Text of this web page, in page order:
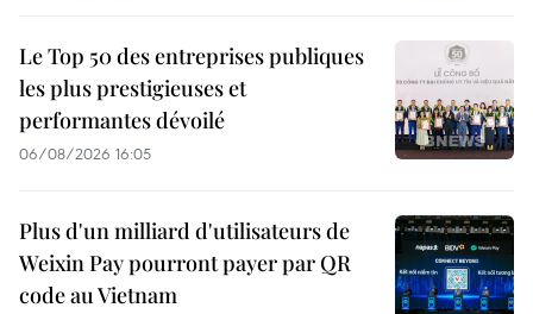
Le Top 50 des entreprises publiques
les plus prestigieuses et
performantes dévoilé
06/08/2026 16:05
Plus d'un milliard d'utilisateurs de
Weixin Pay pourront payer par QR
code au Vietnam